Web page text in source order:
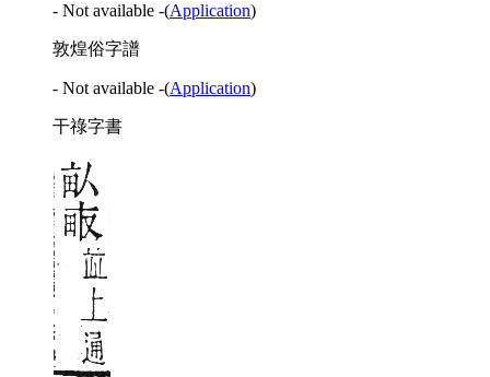
- Not available -(Application)
敦煌俗字譜
- Not available -(Application)
干祿字書